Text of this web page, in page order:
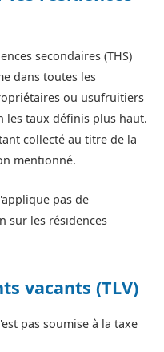
secondaires (THS)
dans toutes les
ou usufruitiers
les taux définis plus haut.
collecté au titre de la
mentionné.
pas de
sur les résidences
vacants (TLV)
pas soumise à la taxe